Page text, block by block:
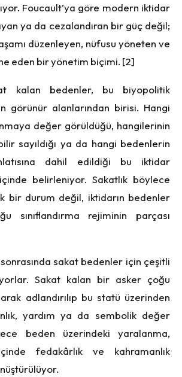
Foucault’ya göre modern iktidar
ya da cezalandıran bir güç değil;
düzenleyen, nüfusu yöneten ve
eden bir yönetim biçimi. [2]
kalan bedenler, bu biyopolitik
görünür alanlarından birisi. Hangi
değer görüldüğü, hangilerinin
sayıldığı ya da hangi bedenlerin
dahil edildiği bu iktidar
belirleniyor. Sakatlık böylece
bir durum değil, iktidarın bedenler
sınıflandırma rejiminin parçası
sakat bedenler için çeşitli
Sakat kalan bir asker çoğu
adlandırılıp bu statü üzerinden
yardım ya da sembolik değer
beden üzerindeki yaralanma,
fedakârlık ve kahramanlık